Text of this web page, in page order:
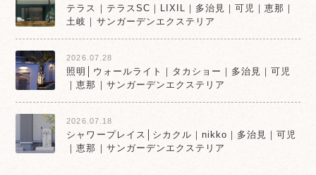
テラス｜テラスSC｜LIXIL｜多治見｜可児｜恵那｜
土岐｜サンガーデンエクステリア
2026.07.28
照明│ウォールライト｜タカショー｜多治見｜可児
｜恵那｜サンガーデンエクステリア
2026.07.18
シャワープレイス│シカクル｜nikko｜多治見｜可児
｜恵那｜サンガーデンエクステリア